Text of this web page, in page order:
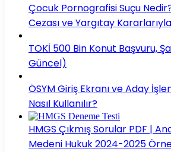
Çocuk Pornografisi Suçu
Cezası ve Yargıtay
TOKİ 500 Bin Konut Başvuru,
Güncel)
ÖSYM Giriş Ekranı ve Aday
Nasıl Kullanılır?
HMGS Çıkmış Sorular PDF |
Medeni Hukuk 2024-2025